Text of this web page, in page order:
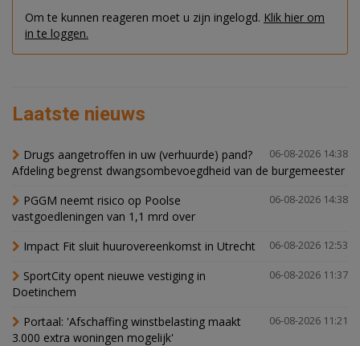
Om te kunnen reageren moet u zijn ingelogd. Klik hier om
in te loggen.
Laatste nieuws
06-08-2026 14:38
Drugs aangetroffen in uw (verhuurde) pand?
Afdeling begrenst dwangsombevoegdheid van de burgemeester
06-08-2026 14:38
PGGM neemt risico op Poolse
vastgoedleningen van 1,1 mrd over
06-08-2026 12:53
Impact Fit sluit huurovereenkomst in Utrecht
06-08-2026 11:37
SportCity opent nieuwe vestiging in
Doetinchem
06-08-2026 11:21
Portaal: 'Afschaffing winstbelasting maakt
3.000 extra woningen mogelijk'